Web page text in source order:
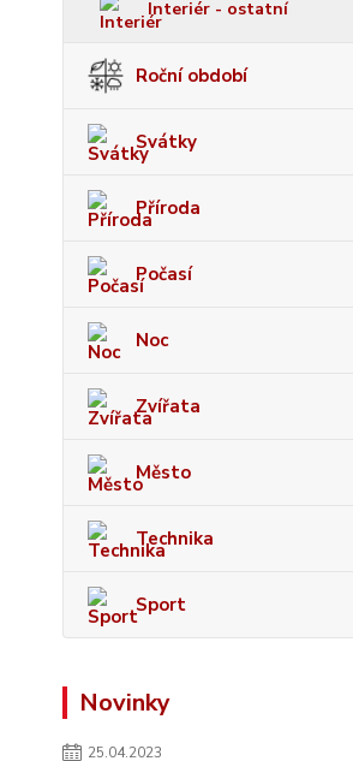
Interiér - ostatní
Roční období
Svátky
Příroda
Počasí
Noc
Zvířata
Město
Technika
Sport
Novinky
25.04.2023